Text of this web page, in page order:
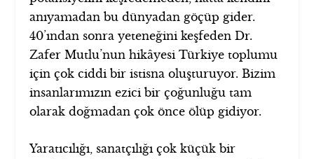
anıyamadan bu dünyadan göçüp gider.
40’ından sonra yeteneğini keşfeden Dr.
Zafer Mutlu’nun hikâyesi Türkiye toplumu
için çok ciddi bir istisna oluşturuyor. Bizim
insanlarımızın ezici bir çoğunluğu tam
olarak doğmadan çok önce ölüp gidiyor.
Yaratıcılığı, sanatçılığı çok küçük bir